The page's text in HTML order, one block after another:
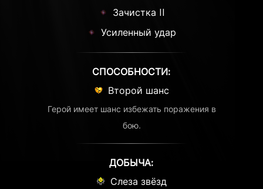
Зачистка II
Усиленный удар
СПОСОБНОСТИ:
Второй шанс
Герой имеет шанс избежать поражения в
бою.
ДОБЫЧА:
Слеза звёзд